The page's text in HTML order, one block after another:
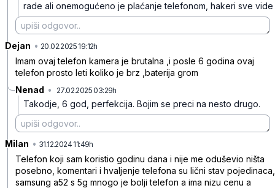
rade ali onemogućeno je plaćanje telefonom, hakeri sve vide
Dejan • 20.02.2025 19:12h
Imam ovaj telefon kamera je brutalna ,i posle 6 godina ovaj
telefon prosto leti koliko je brz ,baterija grom
Nenad • 27.02.2025 03:29h
Takodje, 6 god, perfekcija. Bojim se preci na nesto drugo.
Milan • 31.12.2024 11:49h
Telefon koji sam koristio godinu dana i nije me oduševio ništa
posebno, komentari i hvaljenje telefona su lični stav pojedinaca,
samsung a52 s 5g mnogo je bolji telefon a ima nizu cenu a